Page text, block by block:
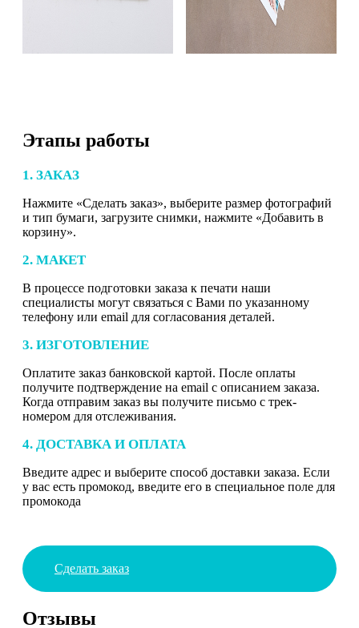
Этапы работы
1. ЗАКАЗ
Нажмите «Сделать заказ», выберите размер фотографий
и тип бумаги, загрузите снимки, нажмите «Добавить в
корзину».
2. МАКЕТ
В процессе подготовки заказа к печати наши
специалисты могут связаться с Вами по указанному
телефону или email для согласования деталей.
3. ИЗГОТОВЛЕНИЕ
Оплатите заказ банковской картой. После оплаты
получите подтверждение на email с описанием заказа.
Когда отправим заказ вы получите письмо с трек-
номером для отслеживания.
4. ДОСТАВКА И ОПЛАТА
Введите адрес и выберите способ доставки заказа. Если
у вас есть промокод, введите его в специальное поле для
промокода
Сделать заказ
Отзывы